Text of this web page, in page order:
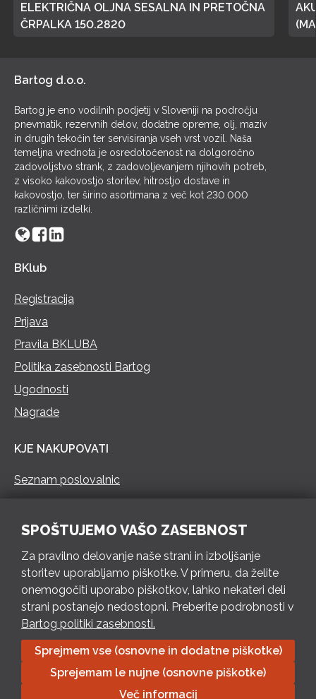
ELEKTRIČNA OLJNA SESALNA IN PRETOČNA
ČRPALKA 150.2820
Bartog d.o.o.
Bartog je eno vodilnih podjetij v Sloveniji na področju
pnevmatik, rezervnih delov, dodatne opreme, olj, maziv
in drugih tekočin ter servisiranja vseh vrst vozil. Naša
temeljna vrednota je osredotočenost na dolgoročno
zadovoljstvo strank, z zadovoljevanjem njihovih potreb,
z visoko kakovostjo storitev, hitrostjo dostave in
kakovostjo, ter širino asortimana z več kot 230.000
različnimi izdelki.
BKlub
Registracija
Prijava
Pravila BKLUBA
Politika zasebnosti Bartog
Ugodnosti
Nagrade
KJE NAKUPOVATI
Seznam poslovalnic
PON – PET 8 – 18 h / SOB 8 – 12 h
Pošlji e-mail
Izpolni kontaktni obrazec
Bartog d.o.o. Trebnje | ID: SI79128718 | IBAN: SI56 1010 0003
8174 248, Banka Intesa Sanpaolo d.d.| Predsednik Uprave:
Ivan Šantorić | Predsednik Nadzornega odbora: Ilija Tokić |
SPOŠTUJEMO VAŠO ZASEBNOST
Za pravilno delovanje naše strani in izboljšanje
storitev uporabljamo piškotke. V primeru, da želite
onemogočiti uporabo piškotkov, lahko nekateri deli
strani postanejo nedostopni. Preberite podrobnosti v
Bartog politiki zasebnosti.
Sprejmem vse (osnovne in dodatne piškotke)
Sprejemam le nujne (osnovne piškotke)
Več informacij